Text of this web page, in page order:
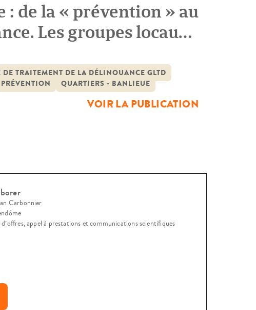
de la « prévention » au
Les groupes locaux
DE TRAITEMENT DE LA DÉLINQUANCE GLTD
PRÉVENTION QUARTIERS - BANLIEUE
VOIR LA PUBLICATION
Carbonnier
appel à prestations et communications scientifiques